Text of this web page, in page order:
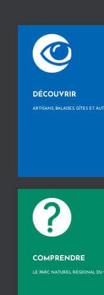
DÉCOUVRIR
ARTISANS, BALADES, GÎTES ET
COMPRENDRE
LE PARC NATUREL RÉGIONAL DU